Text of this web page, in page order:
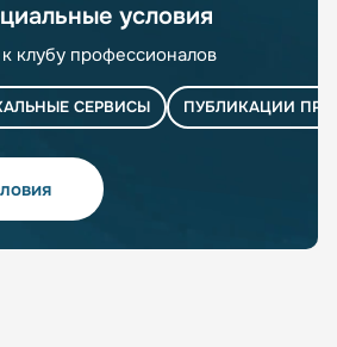
условия
клубу профессионалов
СЕРВИСЫ ПУБЛИКАЦИИ